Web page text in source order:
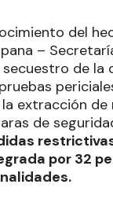
del
–
de la
extracción de
de
por 32